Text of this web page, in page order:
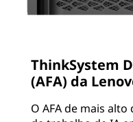
ThinkSystem
(AFA) da
O AFA de mais